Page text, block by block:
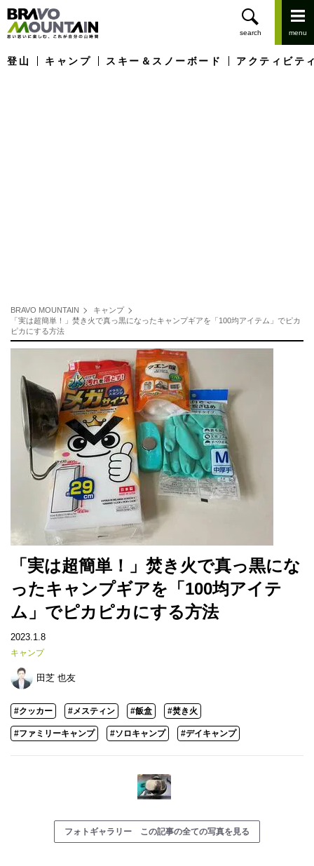
登山 キャンプ スキー＆スノーボード アクティビテ
BRAVO MOUNTAIN
キャンプ
「実は超簡単！」焚き火で真っ黒になったキャンプギアを「100均アイテム」でピカ
ピカにする方法
「実は超簡単！」焚き火で真っ黒にな
ったキャンプギアを「100均アイテ
ム」でピカピカにする方法
2023.1.8
キャンプ
田芝 也友
#クッカー #メスティン #飯盒 #焚き火
#ファミリーキャンプ #ソロキャンプ #デイキャンプ
フォトギャラリー この記事の全ての写真を見る